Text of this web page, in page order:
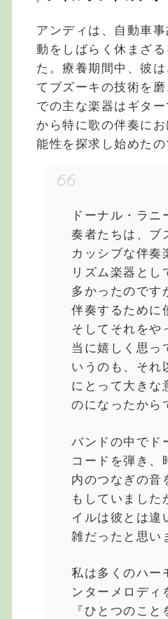
アンディは、自動車
動をしばらく休まざ
た。療養期間中、彼
てブズーキの技術を
での主な楽器はギタ
から特に歌の伴奏に
能性を探求し始めたの
ドーナル・ラニ
奏者たちは、ブ
カッシブな伴奏
リズム楽器とし
多かったのです
伴奏するために
そしてそれをや
当に嬉しく思っ
いうのも、それ
にとって大きな
のになったから
バンドの中でド
コードを弾き、
内のつなぎの音
もしていました
イルは彼とは違
雑だったと思い
私は多くのハー
ンターメロディ
『ひとつのこと